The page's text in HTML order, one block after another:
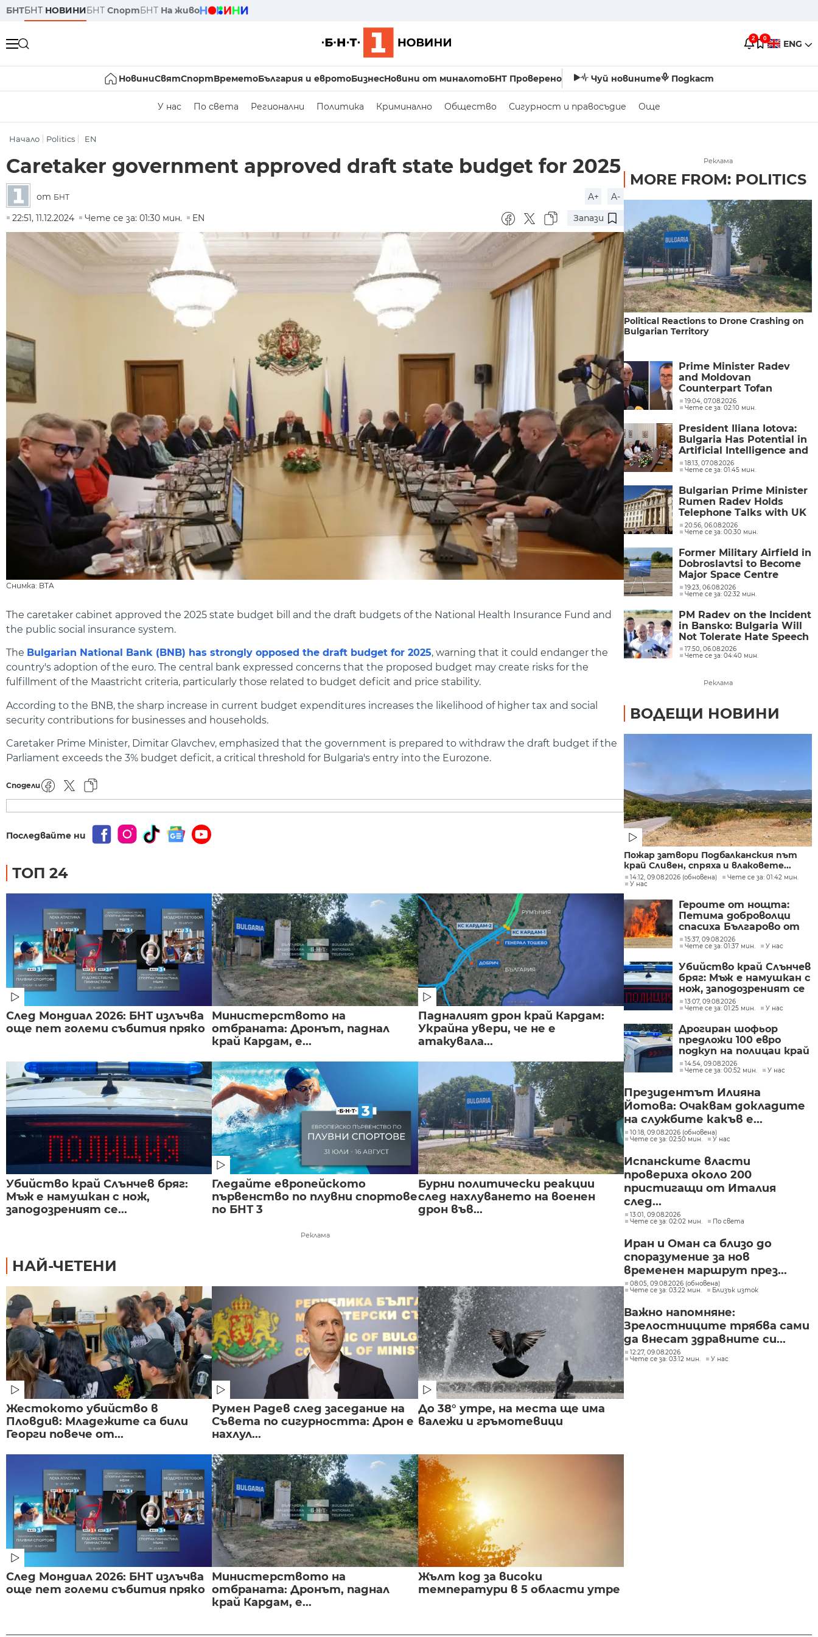
БНТБНТ НОВИНИБНТ СпортБНТ На живо
2 0 ENG
НовиниСвятСпортВреметоБългария и евротоБизнесНовини от миналотоБНТ Проверено Чуй новините Подкаст
У нас По света Регионални Политика Криминално Общество Сигурност и правосъдие Още
Начало Politics EN
Caretaker government approved draft state budget for 2025
от БНТ A+
A-
22:51, 11.12.2024
Чете се за: 01:30 мин. EN Запази
Снимка: BTA
The caretaker cabinet approved the 2025 state budget bill and the draft budgets of the National Health Insurance Fund and
the public social insurance system.
The Bulgarian National Bank (BNB) has strongly opposed the draft budget for 2025, warning that it could endanger the
country's adoption of the euro. The central bank expressed concerns that the proposed budget may create risks for the
fulfillment of the Maastricht criteria, particularly those related to budget deficit and price stability.
According to the BNB, the sharp increase in current budget expenditures increases the likelihood of higher tax and social
security contributions for businesses and households.
Caretaker Prime Minister, Dimitar Glavchev, emphasized that the government is prepared to withdraw the draft budget if the
Parliament exceeds the 3% budget deficit, a critical threshold for Bulgaria's entry into the Eurozone.
Сподели
Последвайте ни
ТОП 24
След Мондиал 2026: БНТ излъчва
още пет големи събития пряко
Министерството на
отбраната: Дронът, паднал
край Кардам, е...
Падналият дрон край Кардам:
Украйна увери, че не е
атакувала...
Убийство край Слънчев бряг:
Мъж е намушкан с нож,
заподозреният се...
Гледайте европейското
първенство по плувни спортове
по БНТ 3
Бурни политически реакции
след нахлуването на военен
дрон във...
Реклама
НАЙ-ЧЕТЕНИ
Жестокото убийство в
Пловдив: Младежите са били
Георги повече от...
Румен Радев след заседание на
Съвета по сигурността: Дрон е
нахлул...
До 38° утре, на места ще има
валежи и гръмотевици
След Мондиал 2026: БНТ излъчва
още пет големи събития пряко
Министерството на
отбраната: Дронът, паднал
край Кардам, е...
Жълт код за високи
температури в 5 области утре
Реклама
MORE FROM: POLITICS
Political Reactions to Drone Crashing on
Bulgarian Territory
Prime Minister Radev
and Moldovan
Counterpart Tofan
Discuss Moldova's
European Path in Phone
19:04, 07.08.2026
Чете се за: 02:10 мин.
President Iliana Iotova:
Bulgaria Has Potential in
Artificial Intelligence and
Businesses Are
Recognising These
Opportunities
18:13, 07.08.2026
Чете се за: 01:45 мин.
Bulgarian Prime Minister
Rumen Radev Holds
Telephone Talks with UK
Foreign Secretary Ed
Miliband
20:56, 06.08.2026
Чете се за: 00:30 мин.
Former Military Airfield in
Dobroslavtsi to Become
Major Space Centre
Developing Space-
Related Systems
19:23, 06.08.2026
Чете се за: 02:32 мин.
PM Radev on the Incident
in Bansko: Bulgaria Will
Not Tolerate Hate Speech
17:50, 06.08.2026
Чете се за: 04:40 мин.
Реклама
ВОДЕЩИ НОВИНИ
Пожар затвори Подбалканския път
край Сливен, спряха и влаковете...
14:12, 09.08.2026 (обновена)
Чете се за: 01:42 мин.
У нас
Героите от нощта:
Петима доброволци
спасиха Българово от
огнен капан
15:37, 09.08.2026
Чете се за: 01:37 мин.
У нас
Убийство край Слънчев
бряг: Мъж е намушкан с
нож, заподозреният се
опитал да избяга
13:07, 09.08.2026
Чете се за: 01:25 мин.
У нас
Дрогиран шофьор
предложи 100 евро
подкуп на полицаи край
Поморие
14:54, 09.08.2026
Чете се за: 00:52 мин.
У нас
Президентът Илияна
Йотова: Очаквам докладите
на службите какъв е...
10:18, 09.08.2026 (обновена)
Чете се за: 02:50 мин.
У нас
Испанските власти
провериха около 200
пристигащи от Италия
след...
13:01, 09.08.2026
Чете се за: 02:02 мин.
По света
Иран и Оман са близо до
споразумение за нов
временен маршрут през...
08:05, 09.08.2026 (обновена)
Чете се за: 03:22 мин.
Близък изток
Важно напомняне:
Зрелостниците трябва сами
да внесат здравните си...
12:27, 09.08.2026
Чете се за: 03:12 мин.
У нас